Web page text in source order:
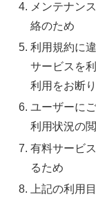
メンテナン
絡のため
利用規約に
サービスを
利用をお断
ユーザーに
利用状況の
有料サービ
るため
上記の利用